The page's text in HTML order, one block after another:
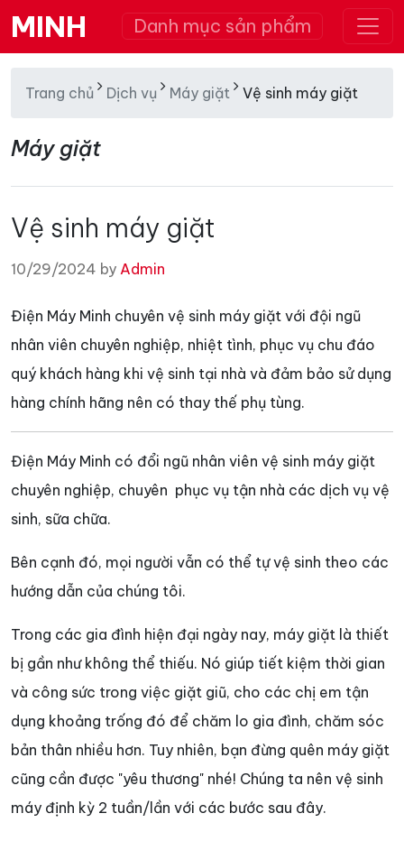
MINH Danh mục sản phẩm
Trang chủ Dịch vụ Máy giặt Vệ sinh máy giặt
Máy giặt
Vệ sinh máy giặt
10/29/2024 by Admin
Điện Máy Minh chuyên vệ sinh máy giặt với đội ngũ
nhân viên chuyên nghiệp, nhiệt tình, phục vụ chu đáo
quý khách hàng khi vệ sinh tại nhà và đảm bảo sử dụng
hàng chính hãng nên có thay thế phụ tùng.
Điện Máy Minh có đổi ngũ nhân viên vệ sinh máy giặt
chuyên nghiệp, chuyên phục vụ tận nhà các dịch vụ vệ
sinh, sữa chữa.
Bên cạnh đó, mọi người vẫn có thể tự vệ sinh theo các
hướng dẫn của chúng tôi.
Trong các gia đình hiện đại ngày nay, máy giặt là thiết
bị gần như không thể thiếu. Nó giúp tiết kiệm thời gian
và công sức trong việc giặt giũ, cho các chị em tận
dụng khoảng trống đó để chăm lo gia đình, chăm sóc
bản thân nhiều hơn. Tuy nhiên, bạn đừng quên máy giặt
cũng cần được "yêu thương" nhé! Chúng ta nên vệ sinh
máy định kỳ 2 tuần/lần với các bước sau đây.